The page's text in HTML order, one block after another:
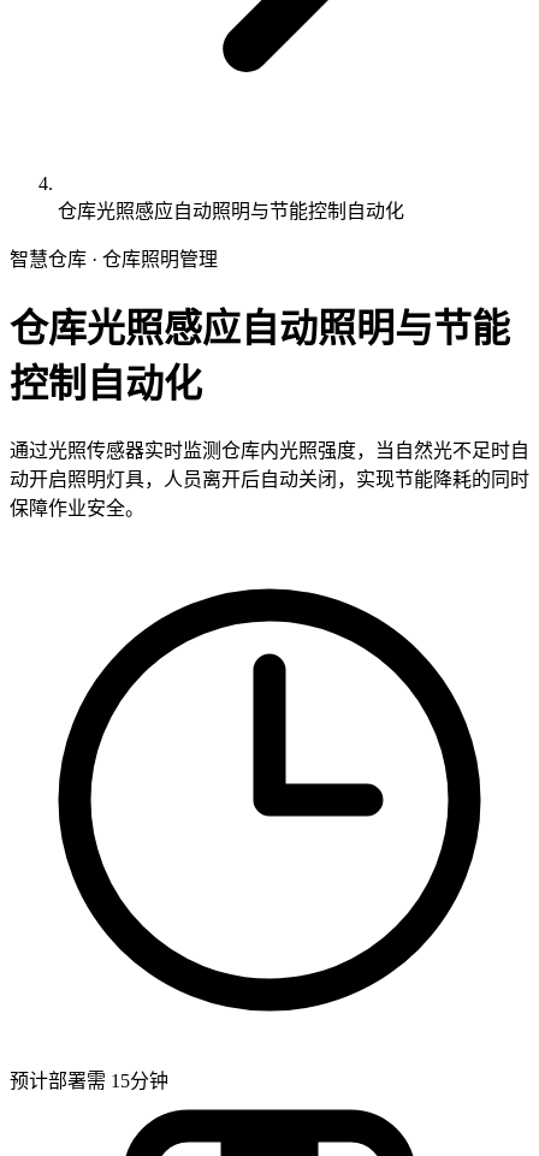
仓库光照感应自动照明与节能控制自动化
智慧仓库 · 仓库照明管理
仓库光照感应自动照明与节能
控制自动化
通过光照传感器实时监测仓库内光照强度，当自然光不足时自
动开启照明灯具，人员离开后自动关闭，实现节能降耗的同时
保障作业安全。
预计部署需 15分钟